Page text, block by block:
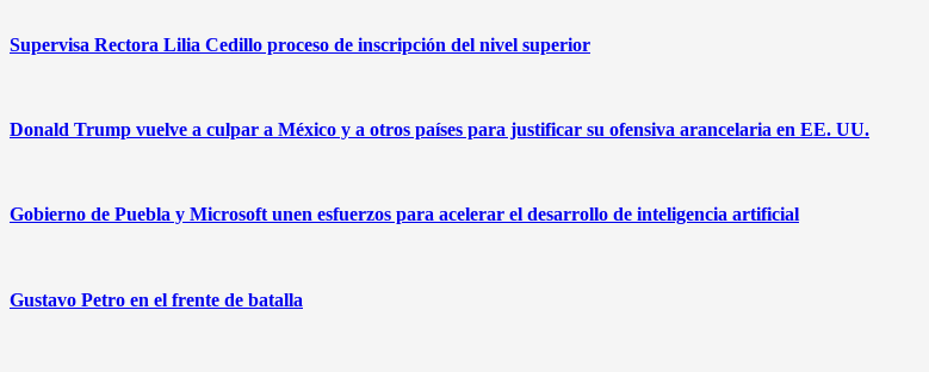
Supervisa Rectora Lilia Cedillo proceso de inscripción del nivel superior
Donald Trump vuelve a culpar a México y a otros países para justificar su ofensiva arancelaria en EE. UU.
Gobierno de Puebla y Microsoft unen esfuerzos para acelerar el desarrollo de inteligencia artificial
Gustavo Petro en el frente de batalla